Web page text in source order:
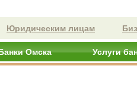
Юридическим лицам
Омска Услуги